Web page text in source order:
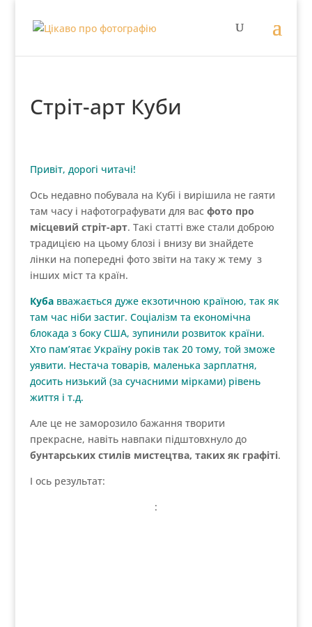
Стріт-арт Куби
Привіт, дорогі читачі!
Ось недавно побувала на Кубі і вирішила не гаяти
там часу і нафотографувати для вас фото про
місцевий стріт-арт. Такі статті вже стали доброю
традицією на цьому блозі і внизу ви знайдете
лінки на попередні фото звіти на таку ж тему з
інших міст та країн.
Кубавважається дуже екзотичною країною, так як
там час ніби застиг. Соціалізм та економічна
блокада з боку США, зупинили розвиток країни.
Хто пам’ятає Україну років так 20 тому, той зможе
уявити. Нестача товарів, маленька зарплатня,
досить низький (за сучасними мірками) рівень
життя і т.д.
Але це не заморозило бажання творити
прекрасне, навіть навпаки підштовхнуло до
бунтарських стилів мистецтва, таких як графіті.
І ось результат:
: